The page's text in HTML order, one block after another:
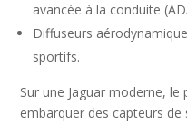
avancée à la conduite
Diffuseurs
sportifs.
Sur une Jaguar moderne,
embarquer des capteurs